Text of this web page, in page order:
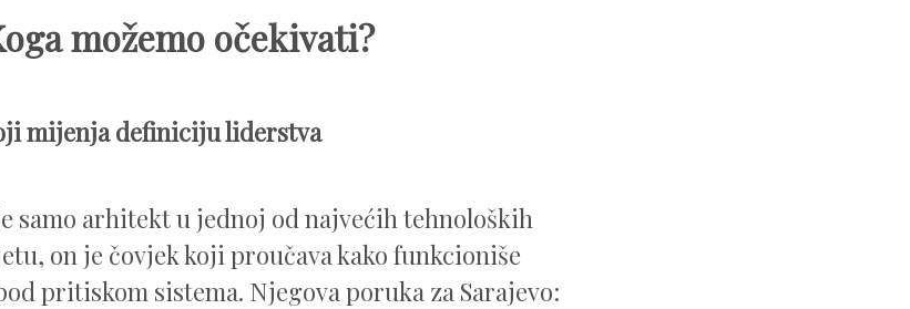
možemo očekivati?
mijenja definiciju liderstva
samo arhitekt u jednoj od najvećih tehnoloških
on je čovjek koji proučava kako funkcioniše
pritiskom sistema. Njegova poruka za Sarajevo: